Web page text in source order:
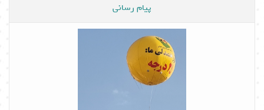
پیام رسانی